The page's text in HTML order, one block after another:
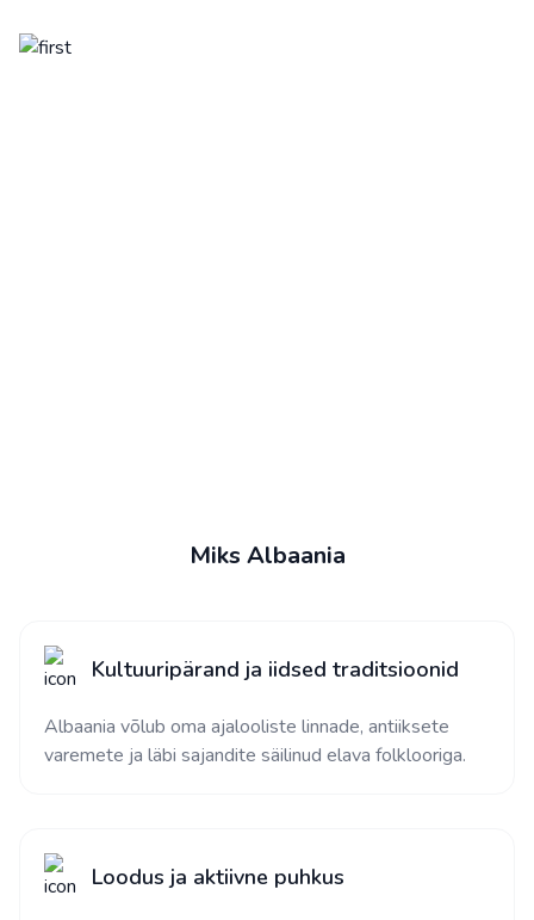
Miks Albaania
Kultuuripärand ja iidsed traditsioonid
Albaania võlub oma ajalooliste linnade, antiiksete
varemete ja läbi sajandite säilinud elava folklooriga.
Loodus ja aktiivne puhkus